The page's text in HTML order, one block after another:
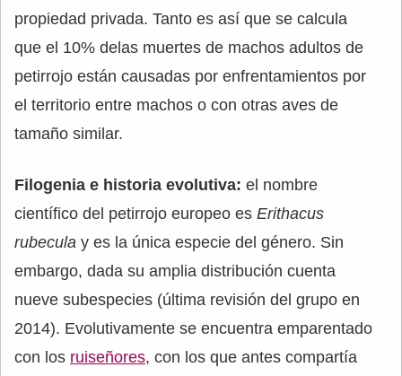
propiedad privada. Tanto es así que se calcula
que el 10% delas muertes de machos adultos de
petirrojo están causadas por enfrentamientos por
el territorio entre machos o con otras aves de
tamaño similar.
Filogenia e historia evolutiva: el nombre
científico del petirrojo europeo es Erithacus
rubecula y es la única especie del género. Sin
embargo, dada su amplia distribución cuenta
nueve subespecies (última revisión del grupo en
2014). Evolutivamente se encuentra emparentado
con los ruiseñores, con los que antes compartía